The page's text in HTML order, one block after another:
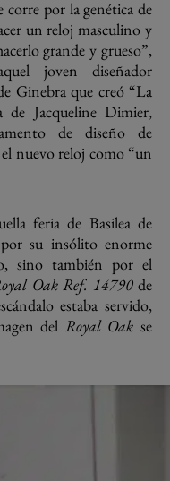
por la genética de
un reloj masculino y
grande y grueso”,
joven diseñador
Ginebra que creó “La
de Jacqueline Dimier,
de diseño de
nuevo reloj como “un
feria de Basilea de
su insólito enorme
sino también por el
Oak Ref. 14790de
estaba servido,
del Royal Oak se